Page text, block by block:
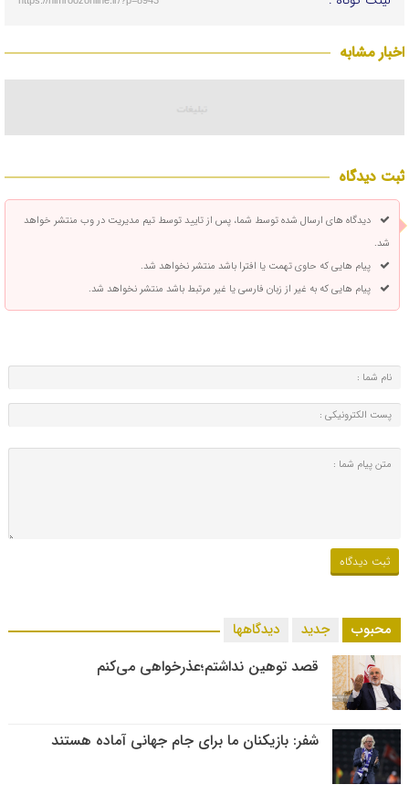
اخبار مشابه
ثبت دیدگاه
دیدگاه های ارسال شده توسط شما، پس از تایید توسط تیم مدیریت در وب منتشر خواهد
شد.
پیام هایی که حاوی تهمت یا افترا باشد منتشر نخواهد شد.
پیام هایی که به غیر از زبان فارسی یا غیر مرتبط باشد منتشر نخواهد شد.
محبوب جدید دیدگاهها
قصد توهین نداشتم؛عذرخواهی می‌کنم
شفر: بازیکنان ما برای جام جهانی آماده هستند